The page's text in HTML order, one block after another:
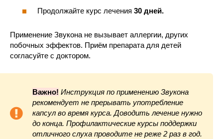
Продолжайте курс лечения 30 дней.
Применение Звукона не вызывает аллергии, других
побочных эффектов. Приём препарата для детей
согласуйте с доктором.
Важно! Инструкция по применению Звукона
рекомендует не прерывать употребление
капсул во время курса. Доводить лечение нужно
до конца. Профилактические курсы поддержки
отличного слуха проводите не реже 2 раз в год.